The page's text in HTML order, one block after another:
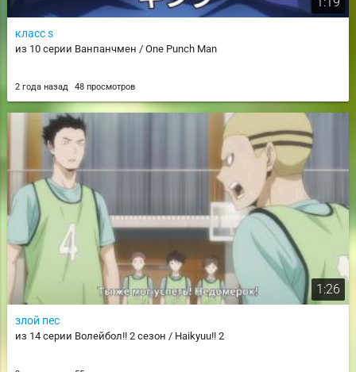
класс s
из 10 серии Ванпанчмен / One Punch Man
2 года назад 48 просмотров
1:26
злой пес
из 14 серии Волейбол!! 2 сезон / Haikyuu!! 2